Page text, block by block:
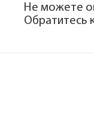
Не можете
Обратитесь